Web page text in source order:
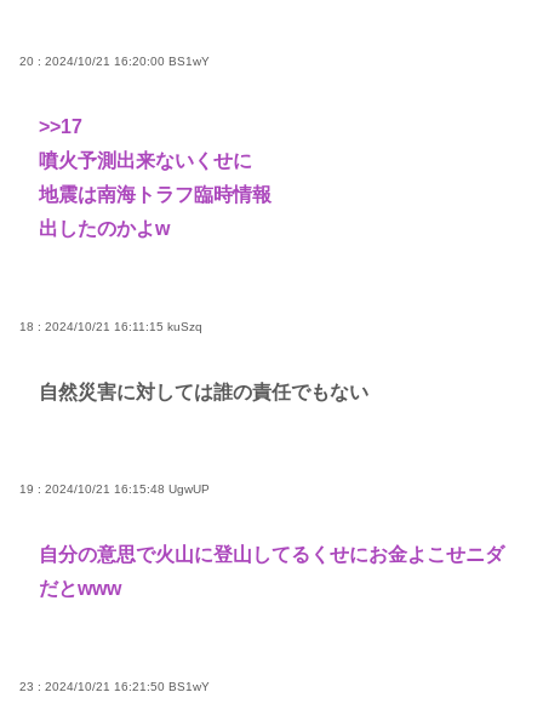
20 : 2024/10/21 16:20:00 BS1wY
>>17
噴火予測出来ないくせに
地震は南海トラフ臨時情報
出したのかよw
18 : 2024/10/21 16:11:15 kuSzq
自然災害に対しては誰の責任でもない
19 : 2024/10/21 16:15:48 UgwUP
自分の意思で火山に登山してるくせにお金よこせニダ
だとwww
23 : 2024/10/21 16:21:50 BS1wY